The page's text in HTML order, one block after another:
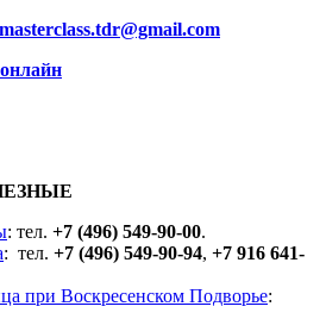
masterclass.tdr@gmail.com
: тел. +7 (496) 549-90-00.
: тел. +7 (496) 549-90-94, +7 916 641-
при Воскресенском Подворье: